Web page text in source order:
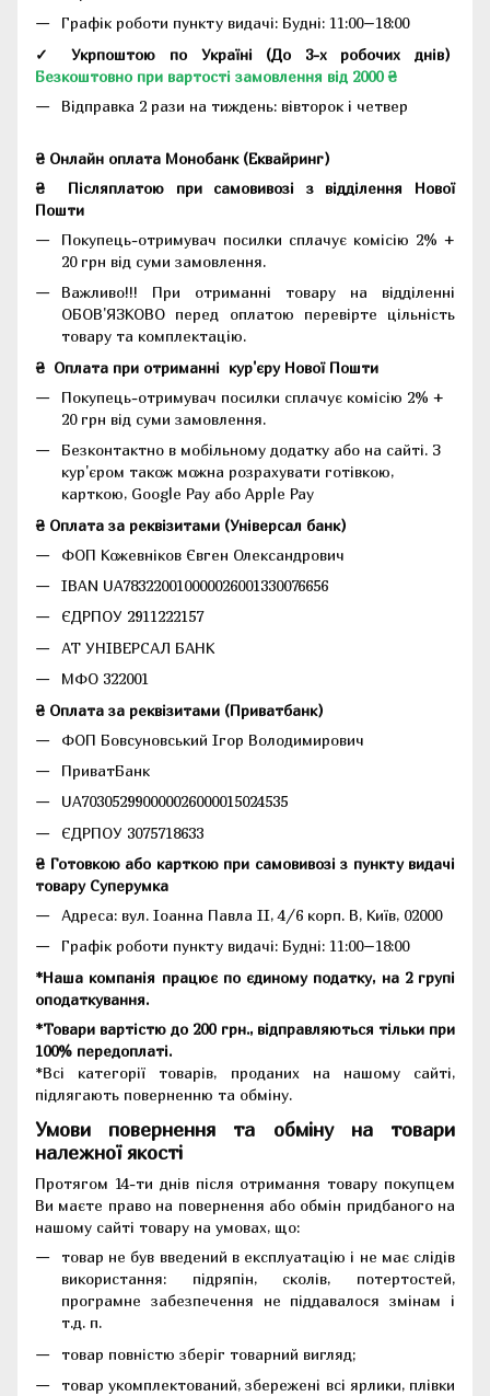
Графік роботи пункту видачі: Будні: 11:00–18:00
✓ Укрпоштою по Україні (До 3-х робочих днів)
Безкоштовно при вартості замовлення від 2000 ₴
Відправка 2 рази на тиждень: вівторок і четвер
₴ Онлайн оплата Монобанк (Еквайринг)
₴
Післяплатою при самовивозі з відділення Нової
Пошти
Покупець-отримувач посилки сплачує комісію 2% +
20 грн від суми замовлення.
Важливо!!! При отриманні товару на відділенні
ОБОВ'ЯЗКОВО перед оплатою перевірте цільність
товару та комплектацію.
₴ Оплата при отриманні кур'єру Нової Пошти
Покупець-отримувач посилки сплачує комісію 2% +
20 грн від суми замовлення.
Безконтактно в мобільному додатку або на сайті. З
кур'єром також можна розрахувати готівкою,
карткою, Google Pay або Apple Pay
₴ Оплата за реквізитами (Універсал банк)
ФОП Кожевніков Євген Олександрович
IBAN UA783220010000026001330076656
ЄДРПОУ 2911222157
АТ УНІВЕРСАЛ БАНК
МФО 322001
₴ Оплата за реквізитами (Приватбанк)
ФОП Бовсуновський Ігор Володимирович
ПриватБанк
UA703052990000026000015024535
ЄДРПОУ 3075718633
₴ Готовкою або карткою при самовивозі з пункту видачі
товару Суперумка
Адреса: вул. Іоанна Павла II, 4/6 корп. В, Київ, 02000
Графік роботи пункту видачі: Будні: 11:00–18:00
*Наша компанія працює по єдиному податку, на 2 групі
оподаткування.
*Товари вартістю до 200 грн., відправляються тільки при
100% передоплаті.
*Всі категорії товарів, проданих на нашому сайті,
підлягають поверненню та обміну.
Умови повернення та обміну на товари
належної якості
Протягом 14-ти днів після отримання товару покупцем
Ви маєте право на повернення або обмін придбаного на
нашому сайті товару на умовах, що:
товар не був введений в експлуатацію і не має слідів
використання: підряпін, сколів, потертостей,
програмне забезпечення не піддавалося змінам і
т.д. п.
товар повністю зберіг товарний вигляд;
товар укомплектований, збережені всі ярлики, плівки